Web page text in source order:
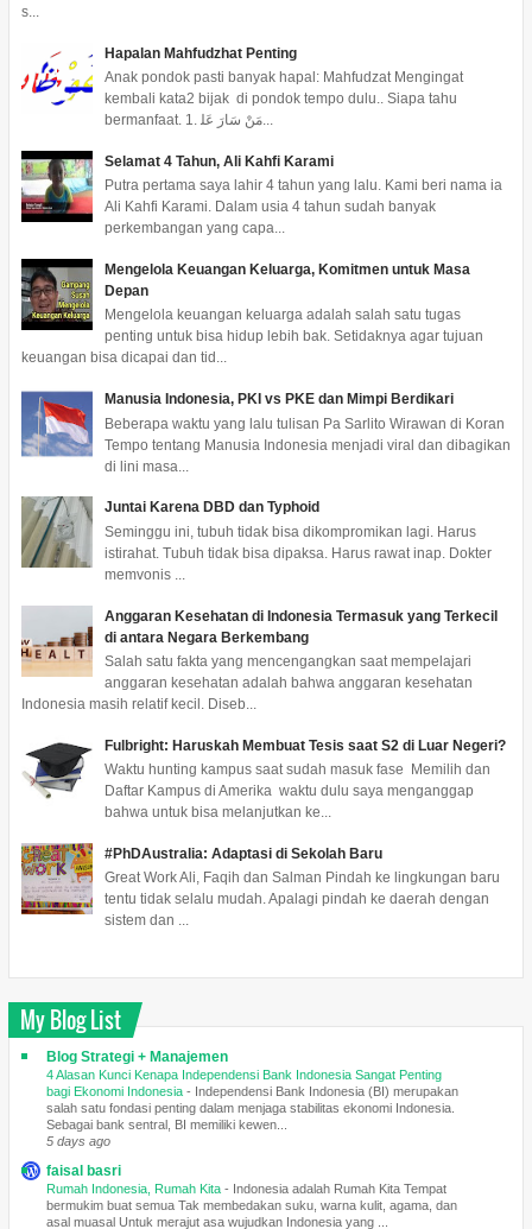
s...
Hapalan Mahfudzhat Penting
Anak pondok pasti banyak hapal: Mahfudzat Mengingat
kembali kata2 bijak di pondok tempo dulu.. Siapa tahu
bermanfaat. 1. ﻣَﻦْ ﺳَﺎﺭَ ﻋَﻠ...
Selamat 4 Tahun, Ali Kahfi Karami
Putra pertama saya lahir 4 tahun yang lalu. Kami beri nama ia
Ali Kahfi Karami. Dalam usia 4 tahun sudah banyak
perkembangan yang capa...
Mengelola Keuangan Keluarga, Komitmen untuk Masa
Depan
Mengelola keuangan keluarga adalah salah satu tugas
penting untuk bisa hidup lebih bak. Setidaknya agar tujuan
keuangan bisa dicapai dan tid...
Manusia Indonesia, PKI vs PKE dan Mimpi Berdikari
Beberapa waktu yang lalu tulisan Pa Sarlito Wirawan di Koran
Tempo tentang Manusia Indonesia menjadi viral dan dibagikan
di lini masa...
Juntai Karena DBD dan Typhoid
Seminggu ini, tubuh tidak bisa dikompromikan lagi. Harus
istirahat. Tubuh tidak bisa dipaksa. Harus rawat inap. Dokter
memvonis ...
Anggaran Kesehatan di Indonesia Termasuk yang Terkecil
di antara Negara Berkembang
Salah satu fakta yang mencengangkan saat mempelajari
anggaran kesehatan adalah bahwa anggaran kesehatan
Indonesia masih relatif kecil. Diseb...
Fulbright: Haruskah Membuat Tesis saat S2 di Luar Negeri?
Waktu hunting kampus saat sudah masuk fase Memilih dan
Daftar Kampus di Amerika waktu dulu saya menganggap
bahwa untuk bisa melanjutkan ke...
#PhDAustralia: Adaptasi di Sekolah Baru
Great Work Ali, Faqih dan Salman Pindah ke lingkungan baru
tentu tidak selalu mudah. Apalagi pindah ke daerah dengan
sistem dan ...
My Blog List
Blog Strategi + Manajemen
4 Alasan Kunci Kenapa Independensi Bank Indonesia Sangat Penting
bagi Ekonomi Indonesia - Independensi Bank Indonesia (BI) merupakan
salah satu fondasi penting dalam menjaga stabilitas ekonomi Indonesia.
Sebagai bank sentral, BI memiliki kewen...
5 days ago
faisal basri
Rumah Indonesia, Rumah Kita - Indonesia adalah Rumah Kita Tempat
bermukim buat semua Tak membedakan suku, warna kulit, agama, dan
asal muasal Untuk merajut asa wujudkan Indonesia yang ...